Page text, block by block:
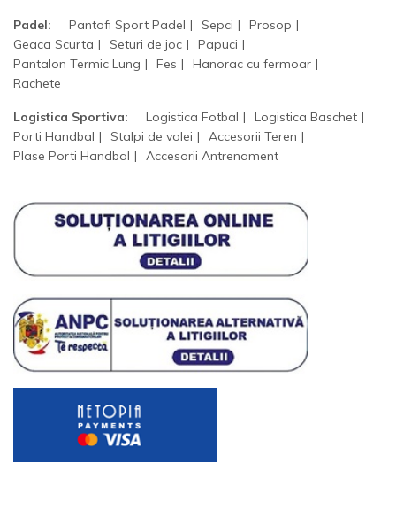
Padel: Pantofi Sport Padel Sepci
Prosop
Geaca Scurta
Seturi de joc
Papuci
Pantalon Termic Lung
Fes
Hanorac cu fermoar
Rachete
Logistica Sportiva: Logistica Fotbal
Logistica Baschet
Porti Handbal
Stalpi de volei
Accesorii Teren
Plase Porti Handbal
Accesorii Antrenament